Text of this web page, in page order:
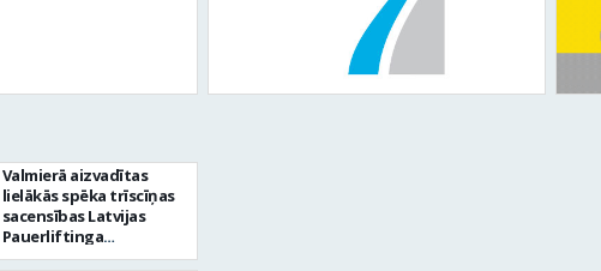
Valmierā aizvadītas
lielākās spēka trīscīņas
sacensības Latvijas
Pauerliftinga
federācijas vēsturē